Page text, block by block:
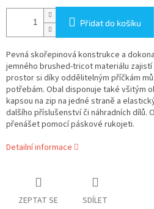
Přidat do košíku
Pevná skořepinová konstrukce a
jemného brushed-tricot materiálu
prostor si díky oddělitelným příčkám
potřebám. Obal disponuje také všitým
kapsou na zip na jedné straně a
dalšího příslušenství či náhradních dílů.
přenášet pomocí páskové rukojeti.
Detailní informace
ZEPTAT SE SDÍLET